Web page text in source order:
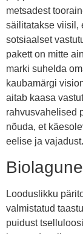
metsadest
säilitatakse viisil,
sotsiaalset
pakett on mitte
marki suhelda
kaubamärgi
aitab kaasa
rahvusvahelised
nõuda, et
eelise ja vajadust.
Looduslikku
valmistatud
puidust